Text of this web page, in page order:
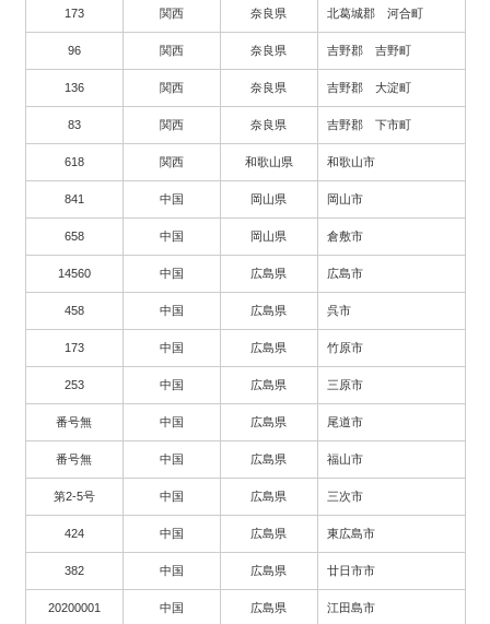
173 関西 奈良県 北葛城郡 河合町
96 関西 奈良県 吉野郡 吉野町
136 関西 奈良県 吉野郡 大淀町
83 関西 奈良県 吉野郡 下市町
618 関西 和歌山県 和歌山市
841 中国 岡山県 岡山市
658 中国 岡山県 倉敷市
14560 中国 広島県 広島市
458 中国 広島県 呉市
173 中国 広島県 竹原市
253 中国 広島県 三原市
番号無 中国 広島県 尾道市
番号無 中国 広島県 福山市
第2-5号 中国 広島県 三次市
424 中国 広島県 東広島市
382 中国 広島県 廿日市市
20200001 中国 広島県 江田島市